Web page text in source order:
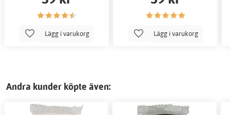
Lägg i varukorg Lägg i varukorg
Andra kunder köpte även: